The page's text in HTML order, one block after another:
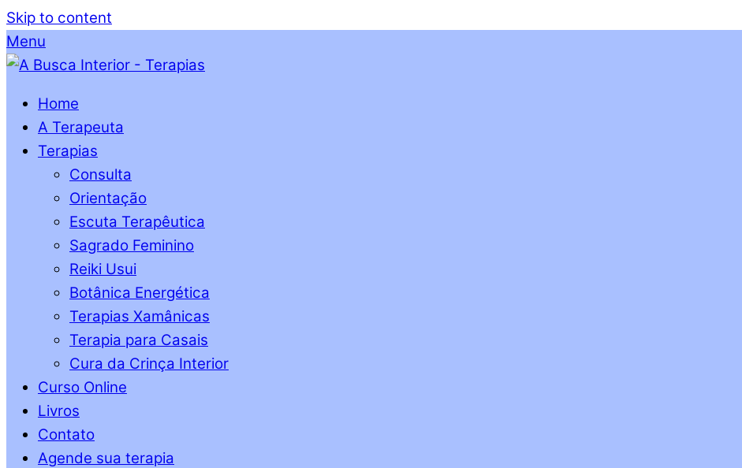
Skip to content
Menu
Home
A Terapeuta
Terapias
Consulta
Orientação
Escuta Terapêutica
Sagrado Feminino
Reiki Usui
Botânica Energética
Terapias Xamânicas
Terapia para Casais
Cura da Crinça Interior
Curso Online
Livros
Contato
Agende sua terapia